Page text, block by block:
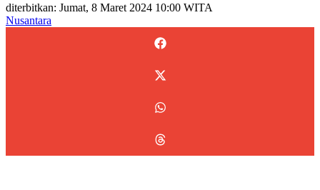
diterbitkan: Jumat, 8 Maret 2024 10:00 WITA
Nusantara